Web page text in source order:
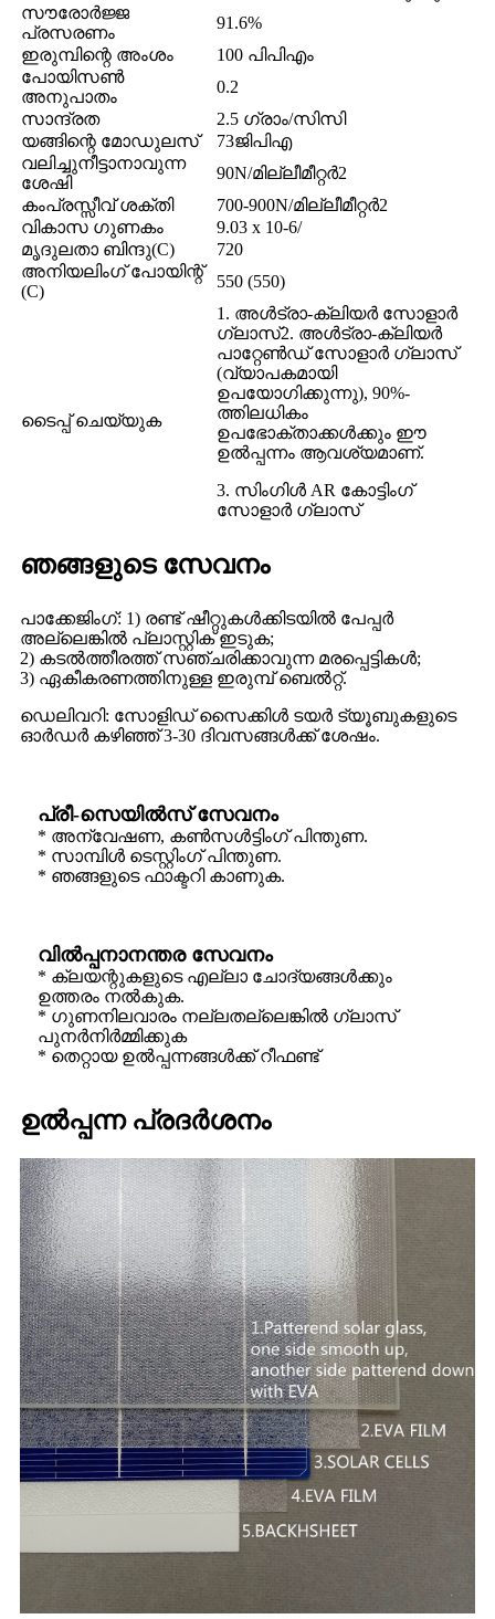
സൗരോർജ്ജ
പ്രസരണം
91.6%
ഇരുമ്പിന്റെ അംശം
100 പിപിഎം
പോയിസൺ
അനുപാതം
0.2
സാന്ദ്രത
2.5 ഗ്രാം/സിസി
യങ്ങിന്റെ മോഡുലസ്
73ജിപിഎ
വലിച്ചുനീട്ടാനാവുന്ന
ശേഷി
90N/മില്ലീമീറ്റർ2
കംപ്രസ്സീവ് ശക്തി
700-900N/മില്ലീമീറ്റർ2
വികാസ ഗുണകം
9.03 x 10-6/
മൃദുലതാ ബിന്ദു(C)
720
അനിയലിംഗ് പോയിന്റ്
(C)
550 (550)
ടൈപ്പ് ചെയ്യുക
1. അൾട്രാ-ക്ലിയർ സോളാർ
ഗ്ലാസ്2. അൾട്രാ-ക്ലിയർ
പാറ്റേൺഡ് സോളാർ ഗ്ലാസ്
(വ്യാപകമായി
ഉപയോഗിക്കുന്നു), 90%-
ത്തിലധികം
ഉപഭോക്താക്കൾക്കും ഈ
ഉൽപ്പന്നം ആവശ്യമാണ്.
3. സിംഗിൾ AR കോട്ടിംഗ്
സോളാർ ഗ്ലാസ്
ഞങ്ങളുടെ സേവനം
പാക്കേജിംഗ്: 1) രണ്ട് ഷീറ്റുകൾക്കിടയിൽ പേപ്പർ
അല്ലെങ്കിൽ പ്ലാസ്റ്റിക് ഇടുക;
2) കടൽത്തീരത്ത് സഞ്ചരിക്കാവുന്ന മരപ്പെട്ടികൾ;
3) ഏകീകരണത്തിനുള്ള ഇരുമ്പ് ബെൽറ്റ്.
ഡെലിവറി: സോളിഡ് സൈക്കിൾ ടയർ ട്യൂബുകളുടെ
ഓർഡർ കഴിഞ്ഞ് 3-30 ദിവസങ്ങൾക്ക് ശേഷം.
പ്രീ-സെയിൽസ് സേവനം
* അന്വേഷണ, കൺസൾട്ടിംഗ് പിന്തുണ.
* സാമ്പിൾ ടെസ്റ്റിംഗ് പിന്തുണ.
* ഞങ്ങളുടെ ഫാക്ടറി കാണുക.
വിൽപ്പനാനന്തര സേവനം
* ക്ലയന്റുകളുടെ എല്ലാ ചോദ്യങ്ങൾക്കും
ഉത്തരം നൽകുക.
* ഗുണനിലവാരം നല്ലതല്ലെങ്കിൽ ഗ്ലാസ്
പുനർനിർമ്മിക്കുക
* തെറ്റായ ഉൽപ്പന്നങ്ങൾക്ക് റീഫണ്ട്
ഉൽപ്പന്ന പ്രദർശനം